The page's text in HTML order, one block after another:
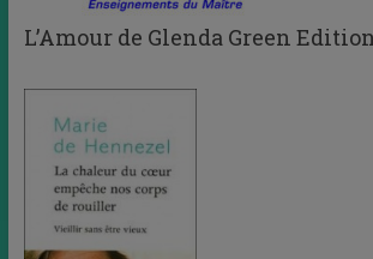
L’Amour de Glenda Green